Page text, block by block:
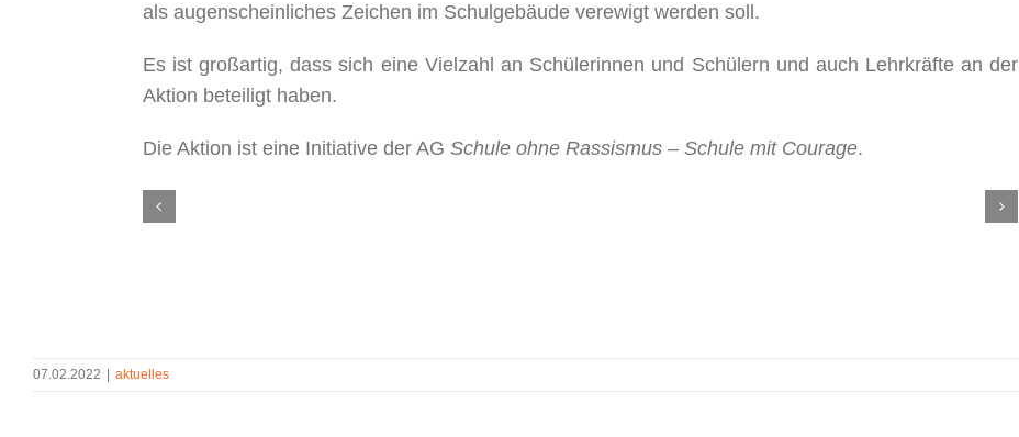
als augenscheinliches Zeichen im Schulgebäude verewigt werden soll.
Es ist großartig, dass sich eine Vielzahl an Schülerinnen und Schülern und auch Lehrkräfte an der
Aktion beteiligt haben.
Die Aktion ist eine Initiative der AG Schule ohne Rassismus – Schule mit Courage.
07.02.2022 aktuelles